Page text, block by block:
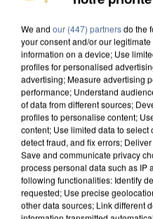
We and our (447) partnersdo the
your consent and/or our
information on a device; Use
profiles for personalised
advertising; Measure advertising
performance; Understand
of data from different sources;
profiles to personalise content;
content; Use limited data to select
detect fraud, and fix errors;
Save and communicate privacy
process personal data such as IP
following functionalities: Identify
requested; Use precise
other data sources; Link different